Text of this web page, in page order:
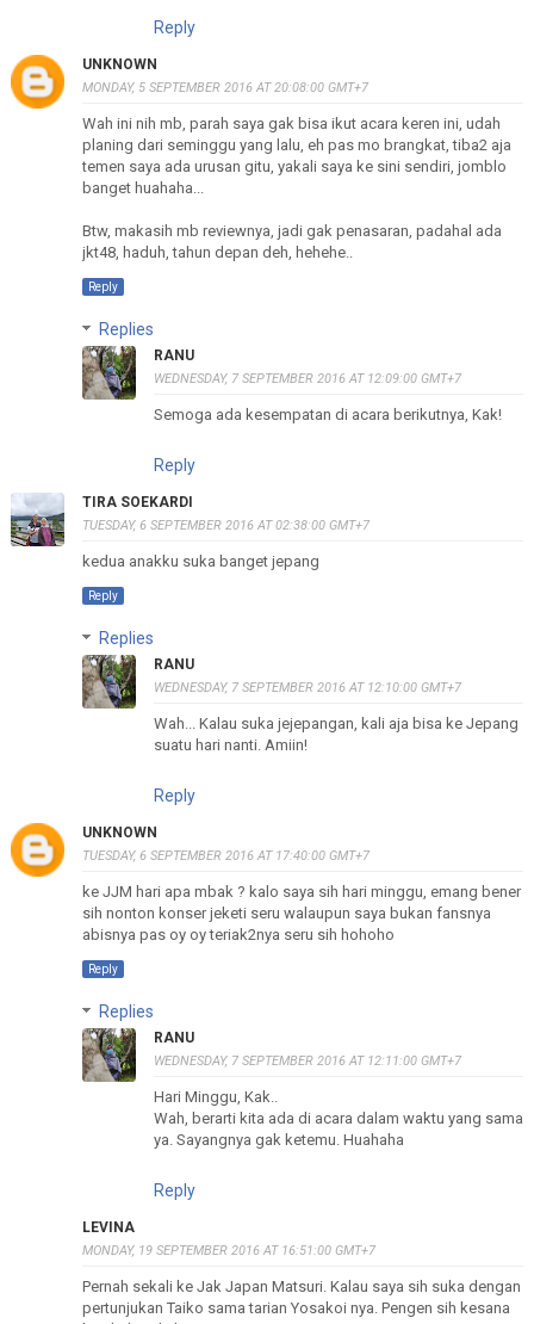
Reply
UNKNOWN
MONDAY, 5 SEPTEMBER 2016 AT 20:08:00 GMT+7
Wah ini nih mb, parah saya gak bisa ikut acara keren ini, udah
planing dari seminggu yang lalu, eh pas mo brangkat, tiba2 aja
temen saya ada urusan gitu, yakali saya ke sini sendiri, jomblo
banget huahaha...
Btw, makasih mb reviewnya, jadi gak penasaran, padahal ada
jkt48, haduh, tahun depan deh, hehehe..
Reply
Replies
RANU
WEDNESDAY, 7 SEPTEMBER 2016 AT 12:09:00 GMT+7
Semoga ada kesempatan di acara berikutnya, Kak!
Reply
TIRA SOEKARDI
TUESDAY, 6 SEPTEMBER 2016 AT 02:38:00 GMT+7
kedua anakku suka banget jepang
Reply
Replies
RANU
WEDNESDAY, 7 SEPTEMBER 2016 AT 12:10:00 GMT+7
Wah... Kalau suka jejepangan, kali aja bisa ke Jepang
suatu hari nanti. Amiin!
Reply
UNKNOWN
TUESDAY, 6 SEPTEMBER 2016 AT 17:40:00 GMT+7
ke JJM hari apa mbak ? kalo saya sih hari minggu, emang bener
sih nonton konser jeketi seru walaupun saya bukan fansnya
abisnya pas oy oy teriak2nya seru sih hohoho
Reply
Replies
RANU
WEDNESDAY, 7 SEPTEMBER 2016 AT 12:11:00 GMT+7
Hari Minggu, Kak..
Wah, berarti kita ada di acara dalam waktu yang sama
ya. Sayangnya gak ketemu. Huahaha
Reply
LEVINA
MONDAY, 19 SEPTEMBER 2016 AT 16:51:00 GMT+7
Pernah sekali ke Jak Japan Matsuri. Kalau saya sih suka dengan
pertunjukan Taiko sama tarian Yosakoi nya. Pengen sih kesana